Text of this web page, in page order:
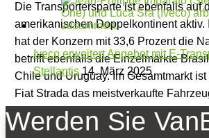
Die Transportersparte ist ebenfalls auf
amerikanischen Doppelkontinent aktiv.
hat der Konzern mit 33,6 Prozent die
betrifft ebenfalls die Einzelmärkte
Chile und Uruguay. Im Gesamtmarkt
Fiat Strada das meistverkaufte
Nutzfahrzeugen und Pkw.
Iveco erweitert Angebot mit E-
Stellantis14. März 2025
Werden Sie